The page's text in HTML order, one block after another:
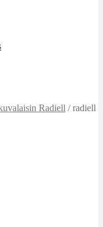
Radiell /radiell